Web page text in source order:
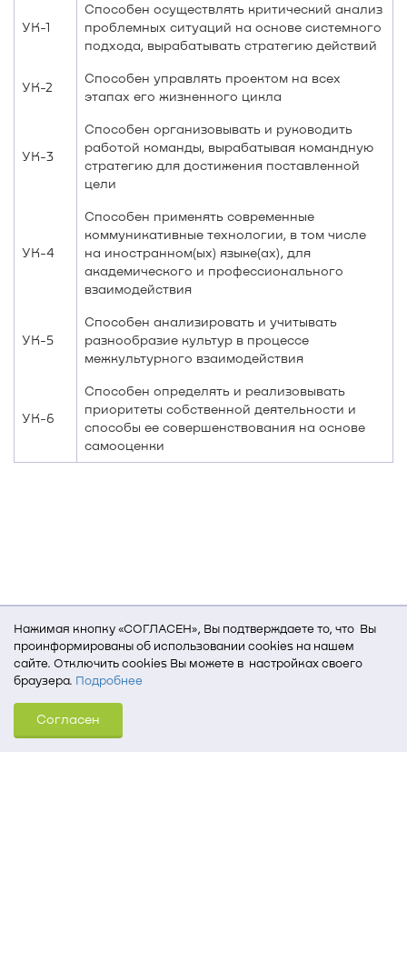
Нажимая кнопку «СОГЛАСЕН», Вы подтверждаете то, что Вы
проинформированы об использовании cookies на нашем
сайте. Отключить cookies Вы можете в настройках своего
браузера. Подробнее
Для того, чтобы мы могли качественно предоставить Вам
услуги, мы используем cookies, которые сохраняются
на Вашем компьютере (Сведения о местоположении; ip-адрес;
Согласен
УК-1
Способен осуществлять критический анализ
проблемных ситуаций на основе системного
подхода, вырабатывать стратегию действий
УК-2
Способен управлять проектом на всех
этапах его жизненного цикла
УК-3
Способен организовывать и руководить
работой команды, вырабатывая командную
стратегию для достижения поставленной
цели
УК-4
Способен применять современные
коммуникативные технологии, в том числе
на иностранном(ых) языке(ах), для
академического и профессионального
взаимодействия
УК-5
Способен анализировать и учитывать
разнообразие культур в процессе
межкультурного взаимодействия
УК-6
Способен определять и реализовывать
приоритеты собственной деятельности и
способы ее совершенствования на основе
самооценки